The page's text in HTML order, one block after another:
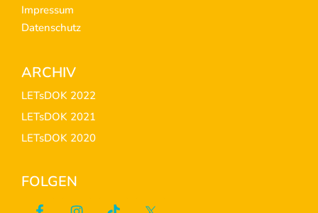
Impressum
Datenschutz
ARCHIV
LETsDOK 2022
LETsDOK 2021
LETsDOK 2020
FOLGEN